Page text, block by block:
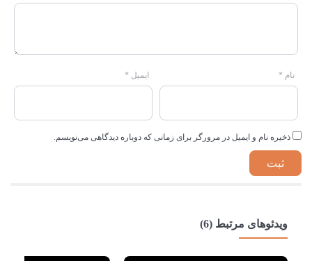
نام * ایمیل *
ذخیره نام و ایمیل در مرورگر برای زمانی که دوباره دیدگاهی می‌نویسم.
ویدئوهای مرتبط (6)